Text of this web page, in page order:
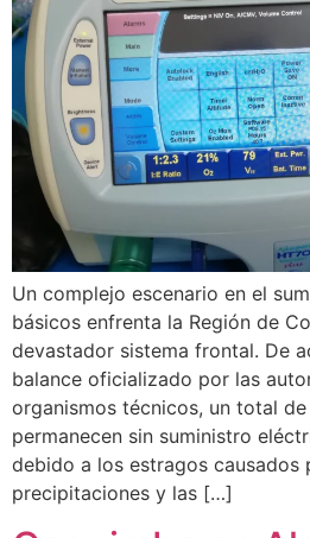
Un complejo escenario en el
básicos enfrenta la Región de
devastador sistema frontal. De
balance oficializado por las
organismos técnicos, un total
permanecen sin suministro
debido a los estragos causados
precipitaciones y las […]